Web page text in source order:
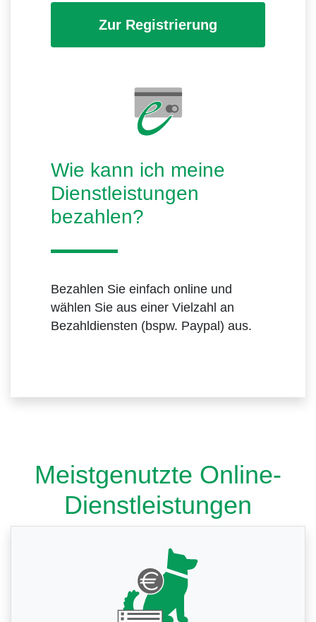
Zur Registrierung
Wie kann ich meine
Dienstleistungen
bezahlen?
Bezahlen Sie einfach online und
wählen Sie aus einer Vielzahl an
Bezahldiensten (bspw. Paypal) aus.
Meistgenutzte Online-
Dienstleistungen